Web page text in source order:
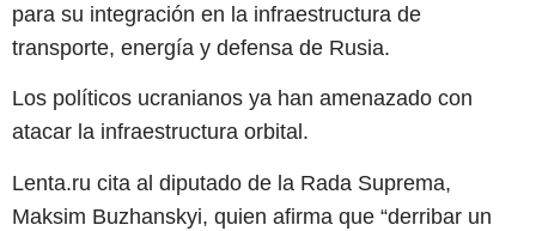
para su integración en la infraestructura de
transporte, energía y defensa de Rusia.
Los políticos ucranianos ya han amenazado con
atacar la infraestructura orbital.
Lenta.ru cita al diputado de la Rada Suprema,
Maksim Buzhanskyi, quien afirma que “derribar un